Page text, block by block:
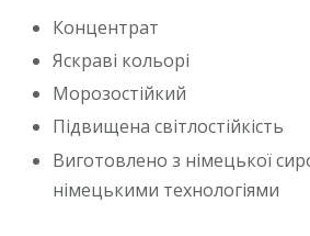
Концентрат
Яскраві кольорі
Морозостійкий
Підвищена світлостійкість
Виготовлено з німецької
німецькими технологіями